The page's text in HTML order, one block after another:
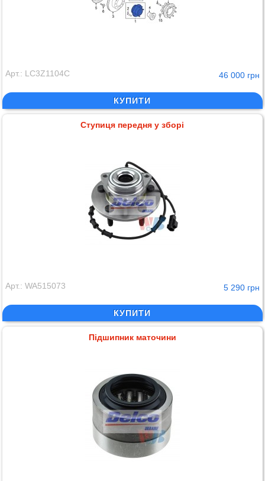
Арт.: LC3Z1104C 46 000 грн
КУПИТИ
Ступиця передня у зборі
Арт.: WA515073 5 290 грн
КУПИТИ
Підшипник маточини